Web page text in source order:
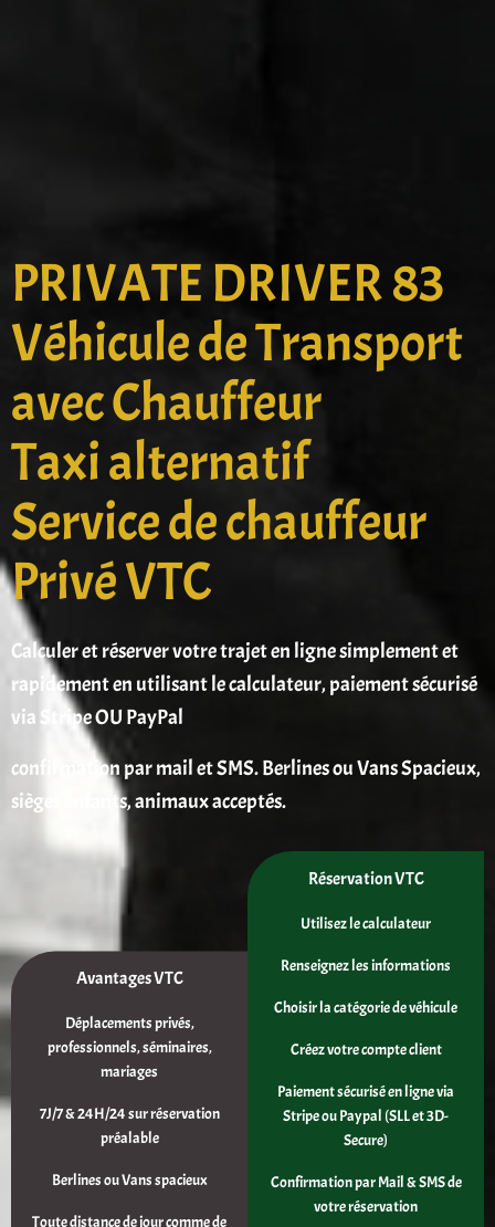
PRIVATE DRIVER 83
Véhicule de Transport
avec Chauffeur
Taxi alternatif
Service de chauffeur
Privé VTC
Calculer et réserver votre trajet en ligne simplement et
rapidement en utilisant le calculateur, paiement sécurisé
via Stripe OU PayPal
confirmation par mail et SMS. Berlines ou Vans Spacieux,
sièges enfants, animaux acceptés.
Avantages VTC
Déplacements privés,
professionnels, séminaires,
mariages
7J/7 & 24H/24 sur réservation
préalable
Berlines ou Vans spacieux
Toute distance de jour comme de
Réservation VTC
Utilisez le calculateur
Renseignez les informations
Choisir la catégorie de véhicule
Créez votre compte client
Paiement sécurisé en ligne via
Stripe ou Paypal (SLL et 3D-
Secure)
Confirmation par Mail & SMS de
votre réservation